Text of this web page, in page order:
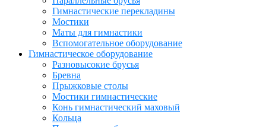
Гимнастические перекладины
Мостики
Маты для гимнастики
Вспомогательное оборудование
Гимнастическое оборудование
Разновысокие брусья
Бревна
Прыжковые столы
Мостики гимнастические
Конь гимнастический маховый
Кольца